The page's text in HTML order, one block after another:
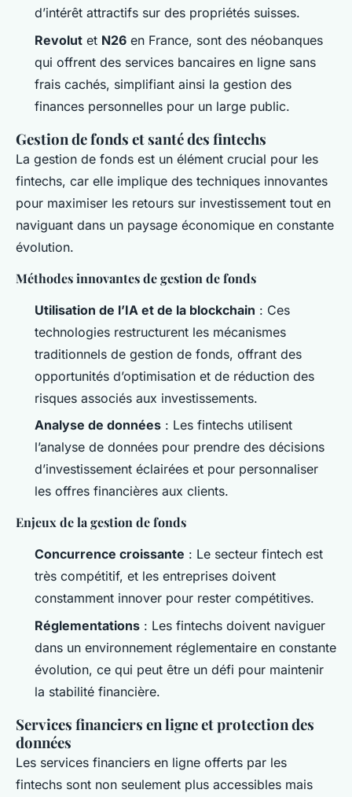
d’intérêt attractifs sur des propriétés suisses.
Revolut et N26 en France, sont des néobanques
qui offrent des services bancaires en ligne sans
frais cachés, simplifiant ainsi la gestion des
finances personnelles pour un large public.
Gestion de fonds et santé des fintechs
La gestion de fonds est un élément crucial pour les
fintechs, car elle implique des techniques innovantes
pour maximiser les retours sur investissement tout en
naviguant dans un paysage économique en constante
évolution.
Méthodes innovantes de gestion de fonds
Utilisation de l’IA et de la blockchain : Ces
technologies restructurent les mécanismes
traditionnels de gestion de fonds, offrant des
opportunités d’optimisation et de réduction des
risques associés aux investissements.
Analyse de données : Les fintechs utilisent
l’analyse de données pour prendre des décisions
d’investissement éclairées et pour personnaliser
les offres financières aux clients.
Enjeux de la gestion de fonds
Concurrence croissante : Le secteur fintech est
très compétitif, et les entreprises doivent
constamment innover pour rester compétitives.
Réglementations : Les fintechs doivent naviguer
dans un environnement réglementaire en constante
évolution, ce qui peut être un défi pour maintenir
la stabilité financière.
Services financiers en ligne et protection des
données
Les services financiers en ligne offerts par les
fintechs sont non seulement plus accessibles mais